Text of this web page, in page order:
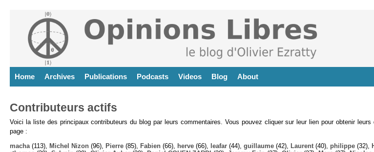
Home Archives Publications Podcasts Videos Blog About
Contributeurs actifs
Voici la liste des principaux contributeurs du blog par leurs commentaires. Vous pouvez cliquer sur leur lien pour obtenir
page :
macha (113), Michel Nizon (96), Pierre (85), Fabien (66), herve (66), leafar (44), guillaume (42), Laurent (40), philippe (32),